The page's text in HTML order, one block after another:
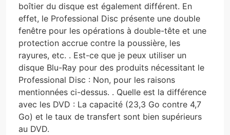
boîtier du disque est également différent. En
effet, le Professional Disc présente une double
fenêtre pour les opérations à double-tête et une
protection accrue contre la poussière, les
rayures, etc. . Est-ce que je peux utiliser un
disque Blu-Ray pour des produits nécessitant le
Professional Disc : Non, pour les raisons
mentionnées ci-dessus. . Quelle est la différence
avec les DVD : La capacité (23,3 Go contre 4,7
Go) et le taux de transfert sont bien supérieurs
au DVD.